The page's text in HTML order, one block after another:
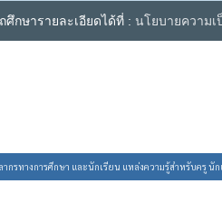
กษารายละเอียดได้ที่ : นโยบายความ
กรทางการศึกษา และนักเรียน แหล่งความรู้สำหรับครู นั